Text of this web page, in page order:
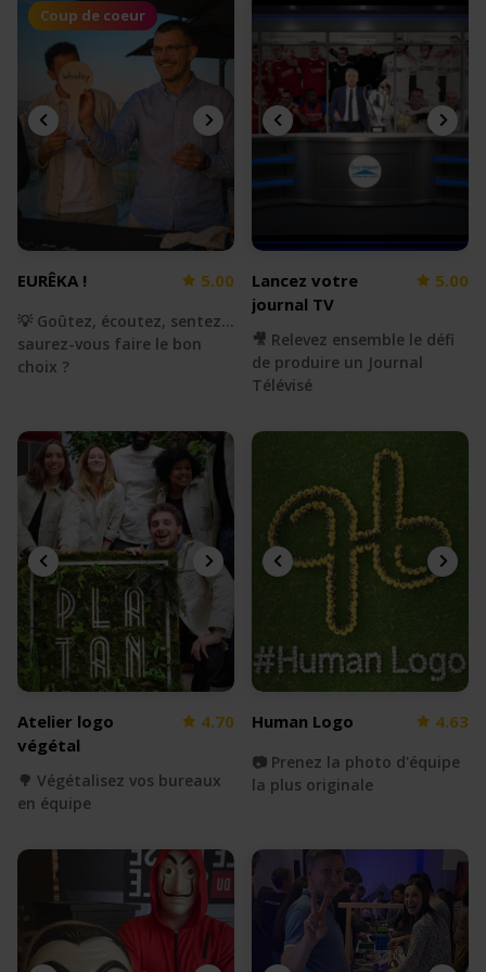
Coup de coeur
EURÊKA ! 5.00
💡 Goûtez, écoutez, sentez...
saurez-vous faire le bon
choix ?
Lancez votre
journal TV
5.00
🎥 Relevez ensemble le défi
de produire un Journal
Télévisé
Atelier logo
végétal
4.70
🌳 Végétalisez vos bureaux
en équipe
Human Logo 4.63
📷 Prenez la photo d'équipe
la plus originale